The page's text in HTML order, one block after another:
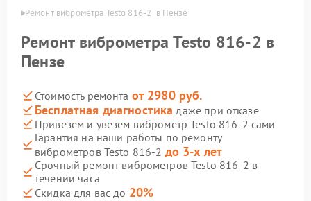
Ремонт виброметра Testo 816-2  в Пензе
Ремонт виброметра Testo 816-2 в
Пензе
Стоимость ремонта от 2980 руб.
Бесплатная диагностика даже при отказе
Привезем и увезем виброметр Testo 816-2 сами
Гарантия на наши работы по ремонту
виброметров Testo 816-2 до 3-х лет
Срочный ремонт виброметров Testo 816-2 в
течении часа
Скидка для вас до 20%